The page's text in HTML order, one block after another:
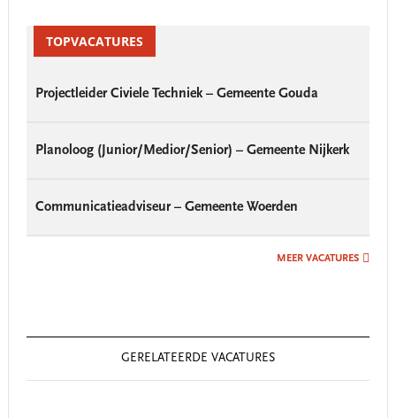
SidebarTOPVACATURES
Projectleider Civiele Techniek – Gemeente Gouda
Planoloog (Junior/Medior/Senior) – Gemeente Nijkerk
Communicatieadviseur – Gemeente Woerden
MEER VACATURES
GERELATEERDE VACATURES